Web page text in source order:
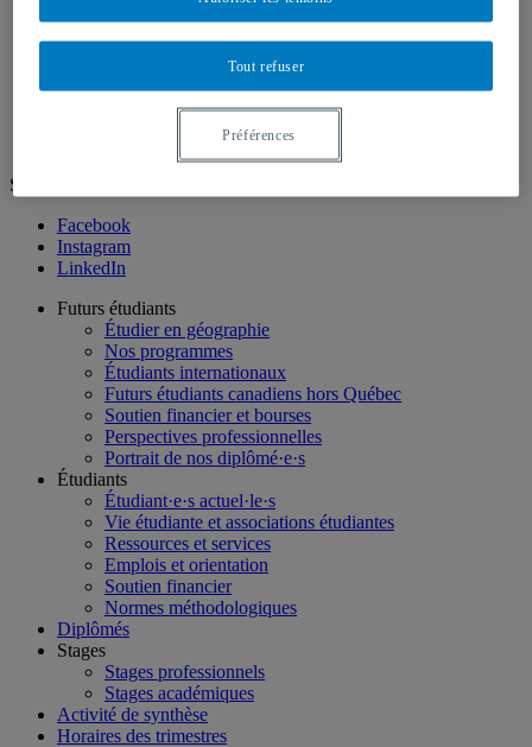
Équipements de recherche
Médias
Géographie à UQAM.tv
Suivez-nous
Facebook
Instagram
LinkedIn
Futurs étudiants
Étudier en géographie
Nos programmes
Étudiants internationaux
Futurs étudiants canadiens hors Québec
Soutien financier et bourses
Perspectives professionnelles
Portrait de nos diplômé·e·s
Étudiants
Étudiant·e·s actuel·le·s
Vie étudiante et associations étudiantes
Ressources et services
Emplois et orientation
Soutien financier
Normes méthodologiques
Diplômés
Stages
Stages professionnels
Stages académiques
Activité de synthèse
Horaires des trimestres
Tout refuser
Préférences